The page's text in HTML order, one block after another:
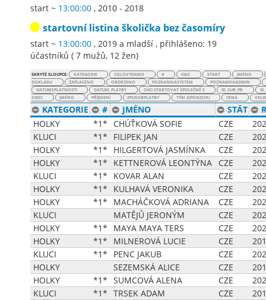
start ~ 13:00:00 , 2010 - 2018
startovní listinaškolička bez časomíry
start ~ 13:00:00 , 2019 a mladší, přihlášeno: 19
účastníků (7 mužů, 12 žen)
SKRYTÉ SLOUPCE: KATEGORIE CISLOVYDANO # SIAC START
JMÉNO
DOKLADU
ZAPLACENO OBDRZENO POZNAMKASYSTEM
POZNAMKAADMIN
DATUMSPLATNOSTI
DATUM_PLATBY CHCI STARTOVAT SPOLEČNĚ S ID_SUB_PR
OBEC
JMÉNO PŘÍJMENÍ ZPUSOBPLATBY TÝM (SPONZOR) CENA
KATEGORIE # JMÉNO STÁT
HOLKY
*1* CHÚŤKOVÁ SOFIE CZE
KLUCI
*1* FILIPEK JAN CZE
HOLKY
*1* HILGERTOVÁ JASMÍNKA CZE
HOLKY
*1* KETTNEROVÁ LEONTÝNA CZE
KLUCI
*1* KOVAR ALAN CZE
HOLKY
*1* KULHAVÁ VERONIKA CZE
HOLKY
*1* MACHÁČKOVÁ ADRIANA CZE
KLUCI
MATĚJŮ JERONÝM CZE
HOLKY
*1* MAYA MAYA TERS CZE
HOLKY
*1* MILNEROVÁ LUCIE CZE
KLUCI
*1* PENC JAKUB CZE
HOLKY
SEZEMSKÁ ALICE CZE
HOLKY
*1* SUMCOVÁ ALENA CZE
KLUCI
*1* TRSEK ADAM CZE